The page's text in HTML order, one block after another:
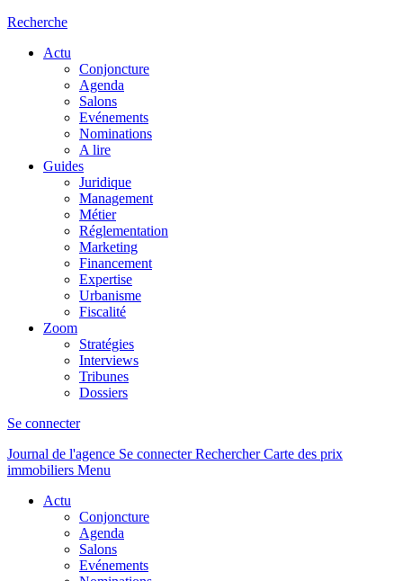
Recherche
Actu
Conjoncture
Agenda
Salons
Evénements
Nominations
A lire
Guides
Juridique
Management
Métier
Réglementation
Marketing
Financement
Expertise
Urbanisme
Fiscalité
Zoom
Stratégies
Interviews
Tribunes
Dossiers
Se connecter
Journal de l'agence Se connecterRechercher Carte des prix
immobiliers Menu
Actu
Conjoncture
Agenda
Salons
Evénements